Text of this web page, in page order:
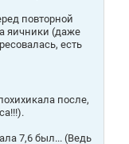
повторной
яичники (даже
есть
после,
7,6 был... (Ведь